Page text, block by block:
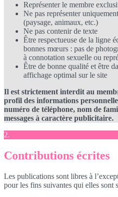
Représenter le membre
Ne pas représenter
(paysage, animaux, etc.)
Ne pas contenir de texte
Être respectueuse de la ligne
bonnes mœurs : pas de
à connotation sexuelle ou
Être de bonne qualité et être
affichage optimal sur le site
Il est strictement interdit au
profil des informations
numéro de téléphone, nom de
messages à caractère publicitaire.
2.
Contributions écrites
Les publications sont libres à
pour les fins suivantes qui elles sont